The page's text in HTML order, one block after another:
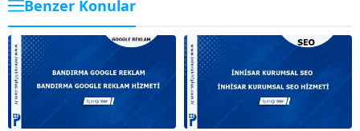
Benzer Konular